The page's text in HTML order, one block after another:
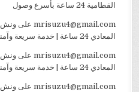
القطامية 24 ساعة بأسرع وصول
mrisuzu4@gmail.comعلى ونش
المعادي 24 ساعة | خدمة سريعة وآمنة
mrisuzu4@gmail.comعلى ونش
المعادي 24 ساعة | خدمة سريعة وآمنة
mrisuzu4@gmail.comعلى ونش